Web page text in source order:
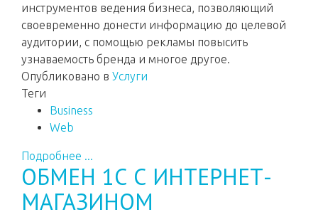
инструментов ведения бизнеса, позволяющий
своевременно донести информацию до целевой
аудитории, с помощью рекламы повысить
узнаваемость бренда и многое другое.
Опубликовано в Услуги
Теги
Business
Web
Подробнее ...
ОБМЕН 1С С ИНТЕРНЕТ-
МАГАЗИНОМ